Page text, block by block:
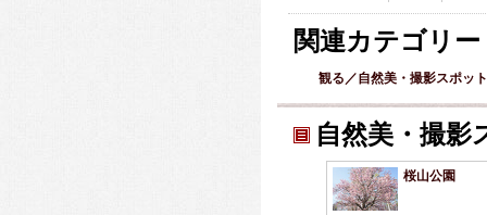
関連カテゴリー
観る／自然美・撮影スポット
自然美・撮影
桜山公園